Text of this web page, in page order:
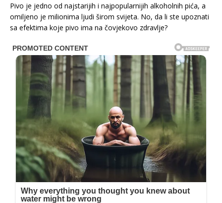
Pivo je jedno od najstarijih i najpopularnijih alkoholnih pića, a
omiljeno je milionima ljudi širom svijeta. No, da li ste upoznati
sa efektima koje pivo ima na čovjekovo zdravlje?